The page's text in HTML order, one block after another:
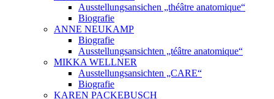
Ausstellungsansichen „théâtre anatomique“
Biografie
ANNE NEUKAMP
Biografie
Ausstellungsansichten „téâtre anatomique“
MIKKA WELLNER
Ausstellungsansichten „CARE“
Biografie
KAREN PACKEBUSCH